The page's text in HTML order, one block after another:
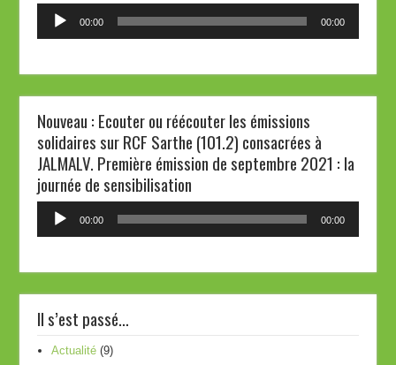
Lecteur
00:00 00:00
Nouveau : Ecouter ou réécouter les émissions
solidaires sur RCF Sarthe (101.2) consacrées à
JALMALV. Première émission de septembre 2021 : la
journée de sensibilisation
Lecteur
00:00 00:00
Il s’est passé…
Actualité (9)